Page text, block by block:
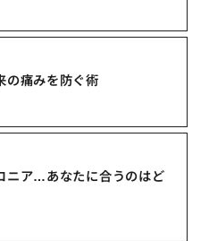
の痛みを防ぐ術
ニア…あなたに合うのはど